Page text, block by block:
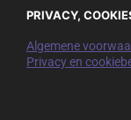
PRIVACY,
Algemene
Privacy en